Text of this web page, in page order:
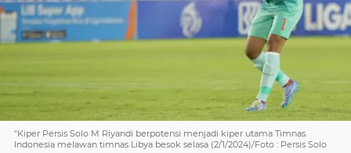
"Kiper Persis Solo M Riyandi berpotensi menjadi kiper utama Timnas
Indonesia melawan timnas Libya besok selasa (2/1/2024)/Foto : Persis Solo